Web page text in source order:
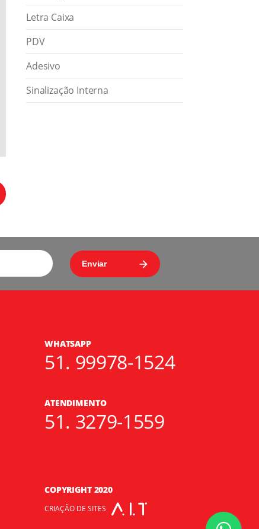
Letra Caixa
PDV
Adesivo
Sinalização Interna
WHATSAPP
51. 99978-1524
ATENDIMENTO
51. 3279-1559
COPYRIGHT 2020
CRIAÇÃO DE SITES